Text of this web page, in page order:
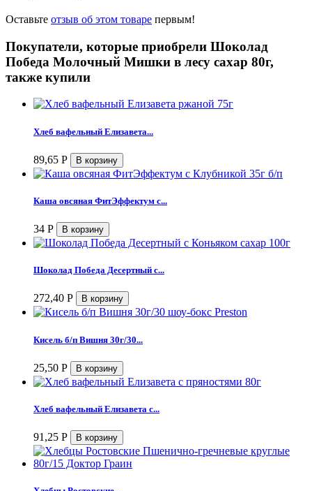
Оставьте отзыв об этом товаре первым!
Покупатели, которые приобрели Шоколад
Победа Молочный Мишки в лесу сахар 80г,
также купили
Хлеб вафельный Елизавета...
89,65 Р
Каша овсяная ФитЭффектум с...
34 Р
Шоколад Победа Десертный с...
272,40 Р
Кисель б/п Вишня 30г/30...
25,50 Р
Хлеб вафельный Елизавета с...
91,25 Р